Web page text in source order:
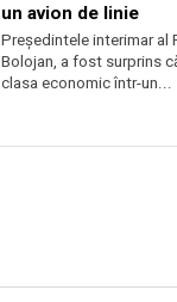
un avion de linie
Președintele interimar al
Bolojan, a fost surprins
clasa economic într-un...